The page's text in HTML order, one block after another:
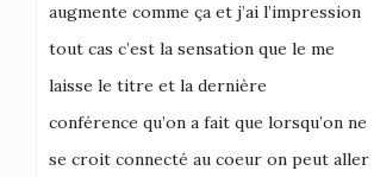
augmente comme ça et j’ai l’impression
tout cas c’est la sensation que le me
laisse le titre et la dernière
conférence qu’on a fait que lorsqu’on ne
se croit connecté au coeur on peut aller